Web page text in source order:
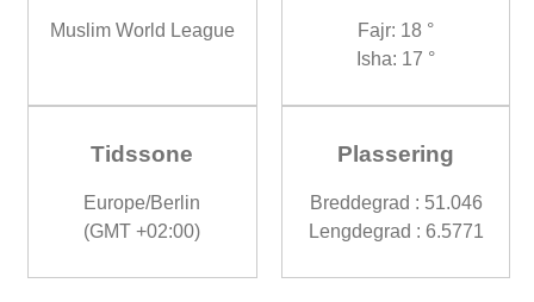
Muslim World League
Fajr: 18 °
Isha: 17 °
Tidssone
Europe/Berlin
(GMT +02:00)
Plassering
Breddegrad : 51.046
Lengdegrad : 6.5771